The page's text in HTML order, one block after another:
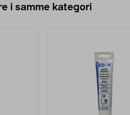
i samme kategori